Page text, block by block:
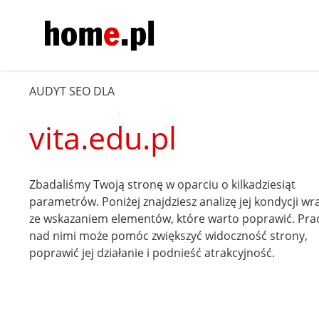
AUDYT SEO DLA
vita.edu.pl
Zbadaliśmy Twoją stronę w oparciu o kilkadziesiąt
parametrów. Poniżej znajdziesz analizę jej kondycji
ze wskazaniem elementów, które warto poprawić.
nad nimi może pomóc zwiększyć widoczność strony,
poprawić jej działanie i podnieść atrakcyjność.